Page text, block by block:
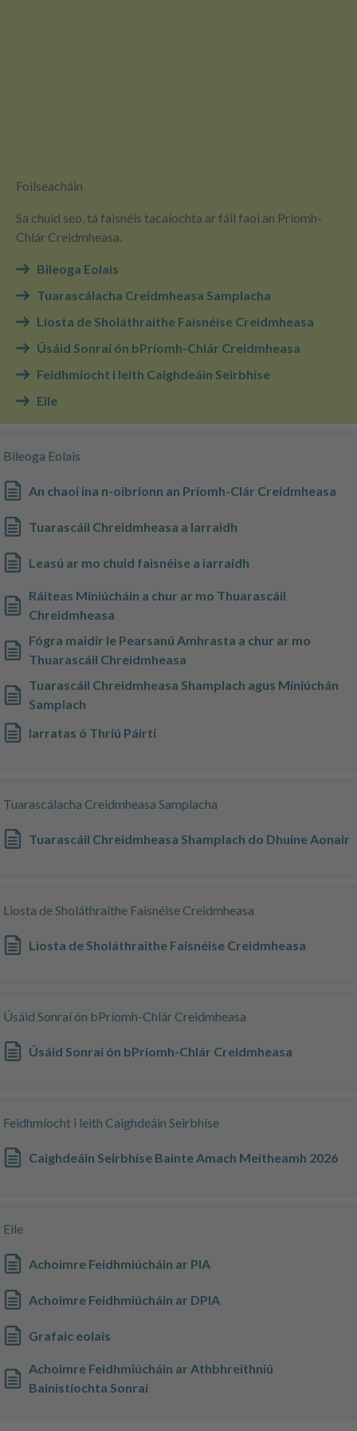
Foilseacháin
Sa chuid seo, tá faisnéis tacaíochta ar fáil faoi an Príomh-
Chlár Creidmheasa.
Bileoga Eolais
Tuarascálacha Creidmheasa Samplacha
Liosta de Sholáthraithe Faisnéise Creidmheasa
Úsáid Sonraí ón bPríomh-Chlár Creidmheasa
Feidhmíocht i leith Caighdeáin Seirbhíse
Eile
Bileoga Eolais
An chaoi ina n-oibríonn an Príomh-Clár Creidmheasa
Tuarascáil Chreidmheasa a Iarraidh
Leasú ar mo chuid faisnéise a iarraidh
Ráiteas Míniúcháin a chur ar mo Thuarascáil
Chreidmheasa
Fógra maidir le Pearsanú Amhrasta a chur ar mo
Thuarascáil Chreidmheasa
Tuarascáil Chreidmheasa Shamplach agus Míniúchán
Samplach
Iarratas ó Thríú Páirtí
Tuarascálacha Creidmheasa Samplacha
Tuarascáil Chreidmheasa Shamplach do Dhuine Aonair
Liosta de Sholáthraithe Faisnéise Creidmheasa
Liosta de Sholáthraithe Faisnéise Creidmheasa
Úsáid Sonraí ón bPríomh-Chlár Creidmheasa
Úsáid Sonraí ón bPríomh-Chlár Creidmheasa
Feidhmíocht i leith Caighdeáin Seirbhíse
Caighdeáin Seirbhíse Bainte Amach Meitheamh 2026
Eile
Achoimre Feidhmiúcháin ar PIA
Achoimre Feidhmiúcháin ar DPIA
Grafaic eolais
Achoimre Feidhmiúcháin ar Athbhreithniú
Bainistíochta Sonraí